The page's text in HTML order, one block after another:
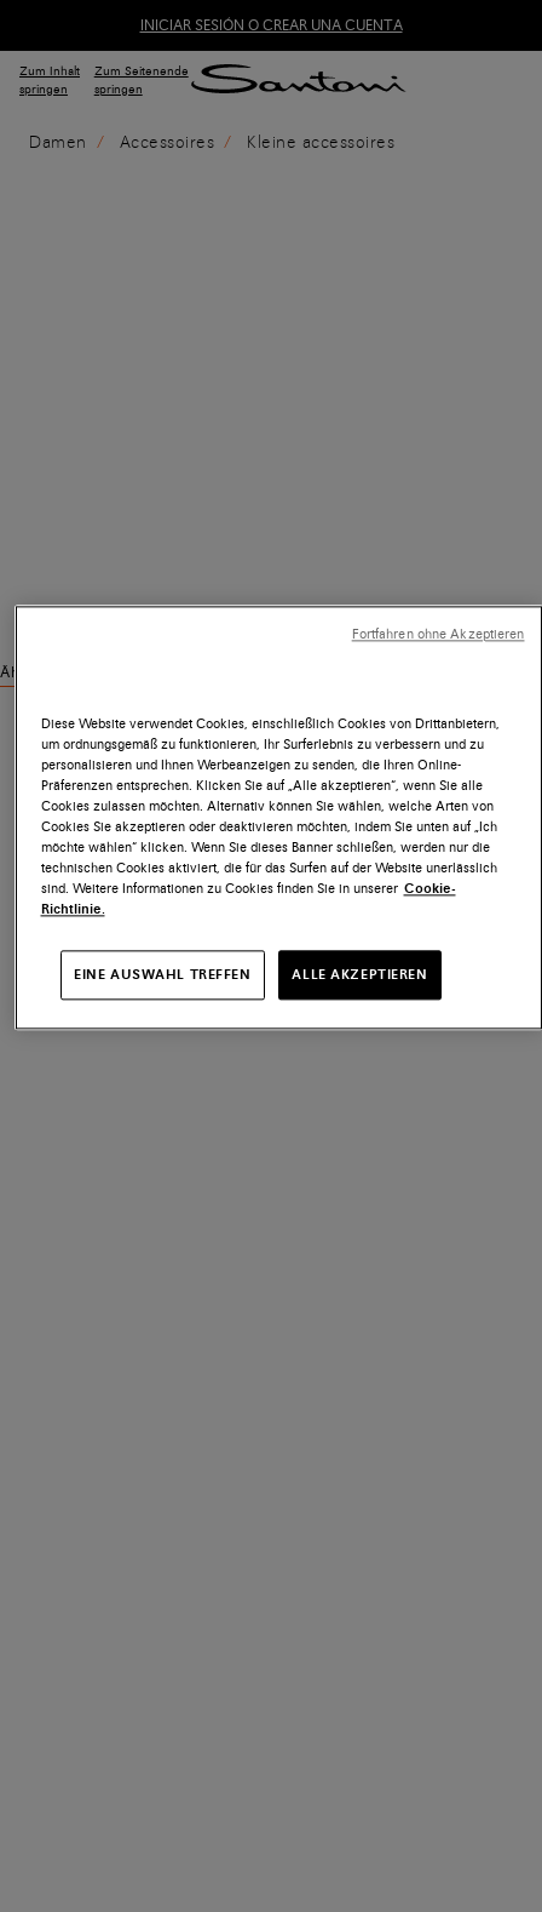
INICIAR SESIÓN O CREAR UNA CUENTA
Zum Inhalt
springen
Zum Seitenende
springen
Damen Accessoires Kleine accessoires
Ähnliche Produkte ansehen
Diese Website verwendet Cookies, einschließlich Cookies von Drittanbietern,
um ordnungsgemäß zu funktionieren, Ihr Surferlebnis zu verbessern und zu
personalisieren und Ihnen Werbeanzeigen zu senden, die Ihren Online-
Präferenzen entsprechen. Klicken Sie auf „Alle akzeptieren“, wenn Sie alle
Cookies zulassen möchten. Alternativ können Sie wählen, welche Arten von
Cookies Sie akzeptieren oder deaktivieren möchten, indem Sie unten auf „Ich
möchte wählen“ klicken. Wenn Sie dieses Banner schließen, werden nur die
technischen Cookies aktiviert, die für das Surfen auf der Website unerlässlich
sind. Weitere Informationen zu Cookies finden Sie in unserer Cookie-
Richtlinie.
EINE AUSWAHL TREFFEN ALLE AKZEPTIEREN
Fortfahren ohne Akzeptieren